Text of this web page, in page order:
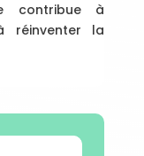
contribue à
réinventer la